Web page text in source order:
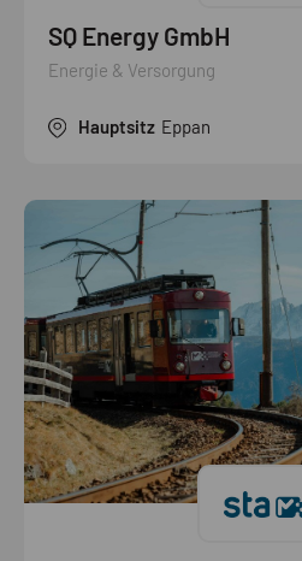
SQ Energy GmbH
Energie & Versorgung
Hauptsitz Eppan